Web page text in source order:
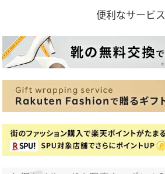
便利なサービス